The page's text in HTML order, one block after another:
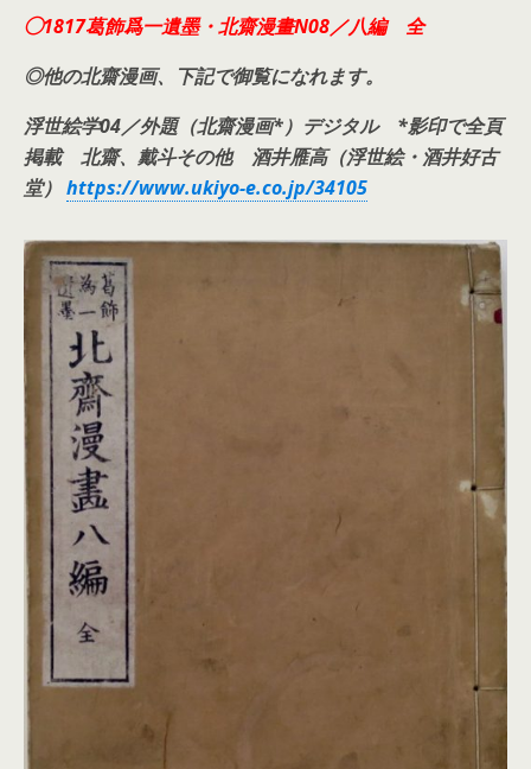
◯1817葛飾爲一遺墨・北齋漫畫N08／八編 全
◎他の北齋漫画、下記で御覧になれます。
浮世絵学04／外題（北齋漫画*）デジタル *影印で全頁
掲載 北齋、戴斗その他 酒井雁高（浮世絵・酒井好古
堂） https://www.ukiyo-e.co.jp/34105